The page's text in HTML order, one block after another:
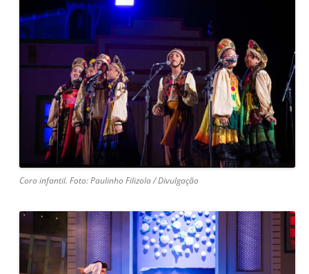
Coro infantil. Foto: Paulinho Filizola / Divulgação